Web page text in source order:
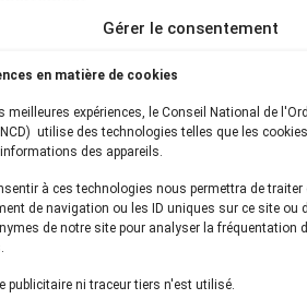
Gérer le consentement
en matière de cookies
meilleures expériences, le Conseil National de
utilise des technologies telles que les
des appareils.
à ces technologies nous permettra de
de navigation ou les ID uniques sur ce site ou
de notre site pour analyser la fréquentation
publicitaire ni traceur tiers n'est utilisé.
vous à notre
les dernières actualités de